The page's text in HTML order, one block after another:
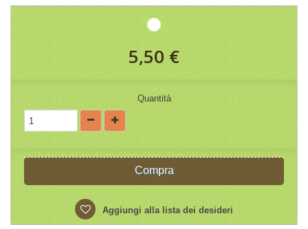
5,50 €
Quantità
Compra
Aggiungi alla lista dei desideri